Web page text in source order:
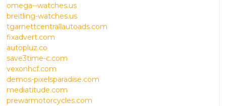
omega--watches.us
breitling-watches.us
tgarnettcentrallautoads.com
fixadvert.com
autopluz.co
save3time-c.com
vexonhcf.com
demos-pixelsparadise.com
mediatitude.com
prewarmotorcycles.com